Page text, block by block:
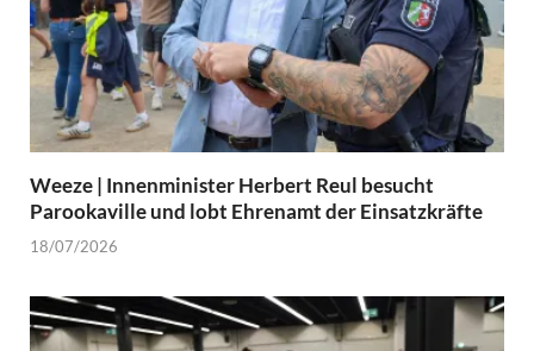
Weeze | Innenminister Herbert Reul besucht
Parookaville und lobt Ehrenamt der Einsatzkräfte
18/07/2026